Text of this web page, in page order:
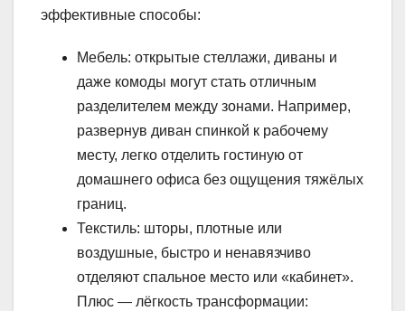
эффективные способы:
Мебель: открытые стеллажи, диваны и
даже комоды могут стать отличным
разделителем между зонами. Например,
развернув диван спинкой к рабочему
месту, легко отделить гостиную от
домашнего офиса без ощущения тяжёлых
границ.
Текстиль: шторы, плотные или
воздушные, быстро и ненавязчиво
отделяют спальное место или «кабинет».
Плюс — лёгкость трансформации: